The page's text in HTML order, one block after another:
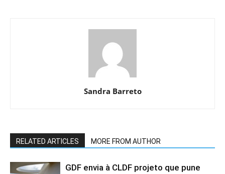
Sandra Barreto
RELATED ARTICLES MORE FROM AUTHOR
GDF envia à CLDF projeto que pune